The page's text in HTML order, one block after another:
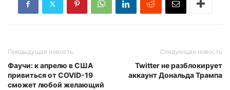
Предыдущая новость
Фаучи: к апрелю в США
привиться от COVID-19
сможет любой желающий
Следующая новость
Twitter не разблокирует
аккаунт Дональда Трампа